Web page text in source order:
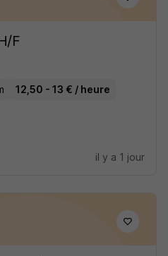
F
12,50 - 13 € / heure
il y a 1 jour